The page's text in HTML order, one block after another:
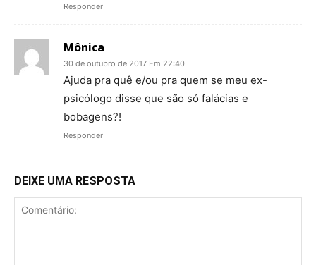
Responder
Mônica
30 de outubro de 2017 Em 22:40
Ajuda pra quê e/ou pra quem se meu ex-
psicólogo disse que são só falácias e
bobagens?!
Responder
DEIXE UMA RESPOSTA